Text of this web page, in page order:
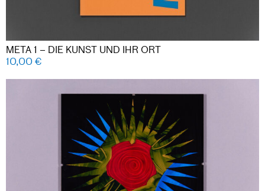
META 1 – DIE KUNST UND IHR ORT
10,00€